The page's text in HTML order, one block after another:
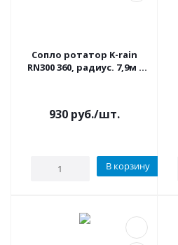
Сопло ротатор K-rain
RN300 360, радиус. 7,9м -
930 руб./шт.
В корзину